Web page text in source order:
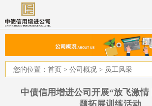
您的位置：首页 >公司概况 > 员工风采
中债信用增进公司开展“放飞激情
题拓展训练活动